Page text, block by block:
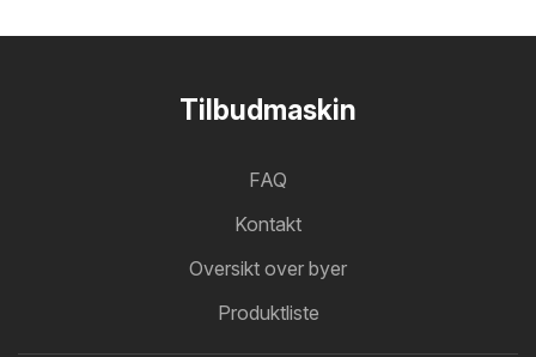
Tilbudmaskin
FAQ
Kontakt
Oversikt over byer
Produktliste